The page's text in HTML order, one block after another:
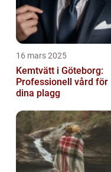
16 mars 2025
Kemtvätt i Göteborg:
Professionell vård för
dina plagg